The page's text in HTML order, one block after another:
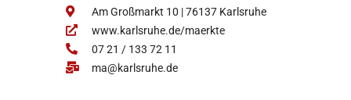
Am Großmarkt 10 | 76137 Karlsruhe
www.karlsruhe.de/maerkte
07 21 / 133 72 11
ma@karlsruhe.de